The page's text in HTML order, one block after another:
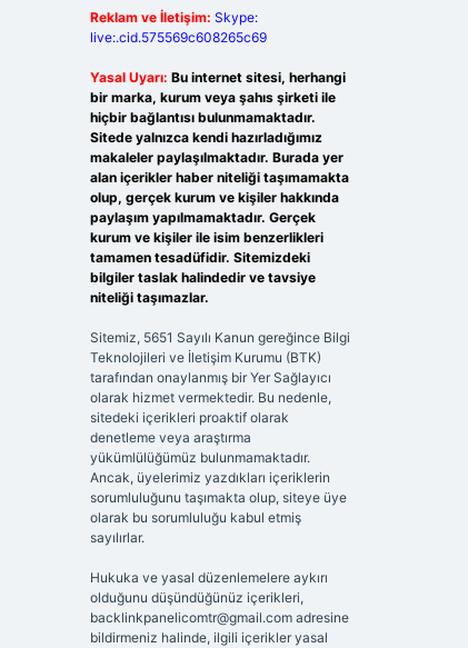
Reklam ve İletişim: Skype:
live:.cid.575569c608265c69
Yasal Uyarı: Bu internet sitesi, herhangi
bir marka, kurum veya şahıs şirketi ile
hiçbir bağlantısı bulunmamaktadır.
Sitede yalnızca kendi hazırladığımız
makaleler paylaşılmaktadır. Burada yer
alan içerikler haber niteliği taşımamakta
olup, gerçek kurum ve kişiler hakkında
paylaşım yapılmamaktadır. Gerçek
kurum ve kişiler ile isim benzerlikleri
tamamen tesadüfidir. Sitemizdeki
bilgiler taslak halindedir ve tavsiye
niteliği taşımazlar.
Sitemiz, 5651 Sayılı Kanun gereğince Bilgi
Teknolojileri ve İletişim Kurumu (BTK)
tarafından onaylanmış bir Yer Sağlayıcı
olarak hizmet vermektedir. Bu nedenle,
sitedeki içerikleri proaktif olarak
denetleme veya araştırma
yükümlülüğümüz bulunmamaktadır.
Ancak, üyelerimiz yazdıkları içeriklerin
sorumluluğunu taşımakta olup, siteye üye
olarak bu sorumluluğu kabul etmiş
sayılırlar.
Hukuka ve yasal düzenlemelere aykırı
olduğunu düşündüğünüz içerikleri,
backlinkpanelicomtr@gmail.comadresine
bildirmeniz halinde, ilgili içerikler yasal